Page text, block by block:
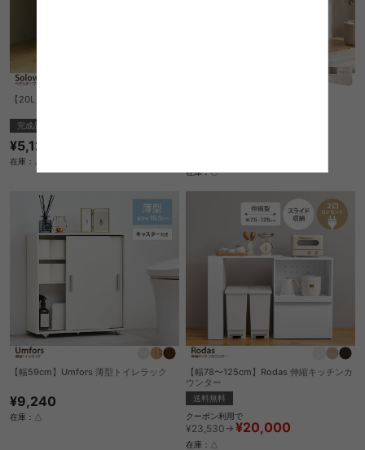
【20L】Solow ペダルオープンツイン
完成品
¥5,120
在庫：△
在庫：〇
【幅59cm】Umfors 薄型トイレラック
¥9,240
在庫：△
【幅78〜125cm】Rodas 伸縮キッチンカ
ウンター
送料無料
クーポン利用で
¥23,530→ ¥20,000
在庫：△